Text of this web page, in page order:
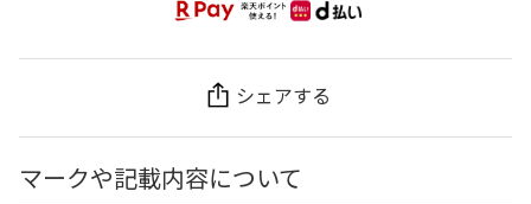
シェアする
マークや記載内容について